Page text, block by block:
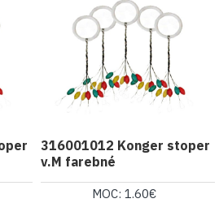
316001012 Konger stoper
v.M farebné
MOC: 1.60€